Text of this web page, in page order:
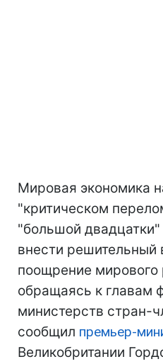
Мировая экономика
"критическом
"большой
внести решительный
поощрение мирового
обращаясь к главам
министерств стран-
сообщил премьер-
Великобритании